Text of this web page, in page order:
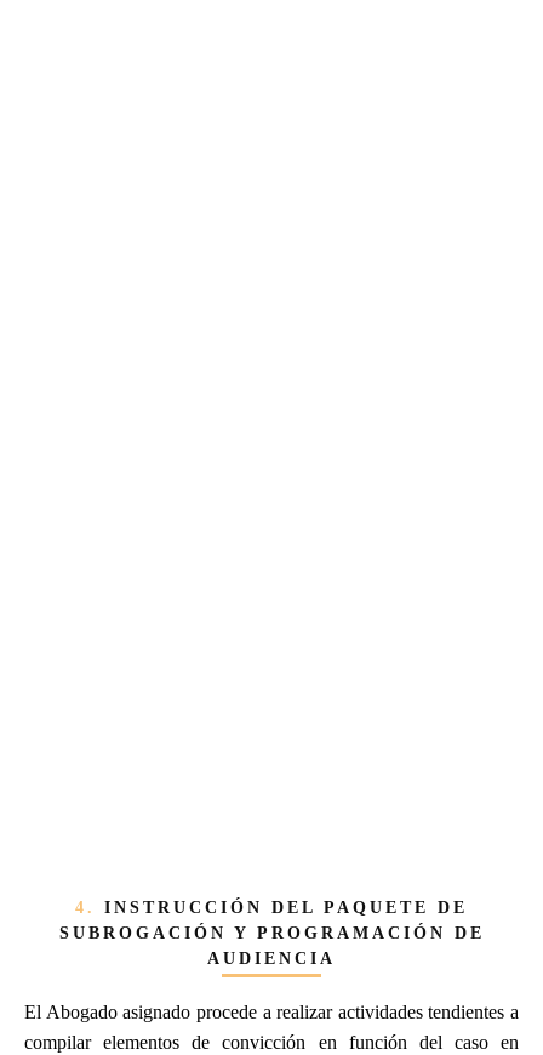
4. INSTRUCCIÓN DEL PAQUETE DE
SUBROGACIÓN Y PROGRAMACIÓN DE
AUDIENCIA
El Abogado asignado procede a realizar actividades tendientes a
compilar elementos de convicción en función del caso en